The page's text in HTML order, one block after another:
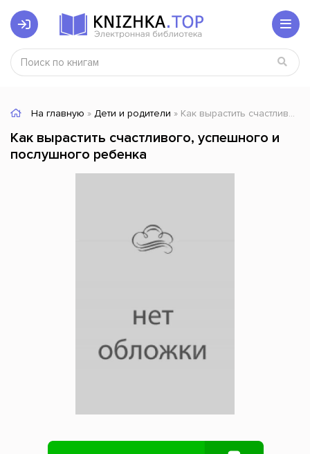
На главную » Дети и родители » Как вырастить счастливого, успешного и послушного ребенка
Как вырастить счастливого, успешного и
послушного ребенка